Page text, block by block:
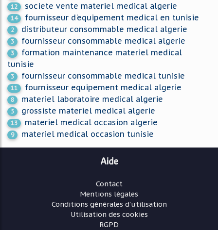
12 societe vente materiel medical algerie
14 fournisseur d'equipement medical en tunisie
2 distributeur consommable medical algerie
3 fournisseur consommable medical algerie
3
formation maintenance materiel medical
tunisie
3 fournisseur consommable medical tunisie
11 fournisseur equipement medical algerie
8 materiel laboratoire medical algerie
5 grossiste materiel medical algerie
13 materiel medical occasion algerie
9 materiel medical occasion tunisie
Aide
Contact
Mentions légales
Conditions générales d'utilisation
Utilisation des cookies
RGPD